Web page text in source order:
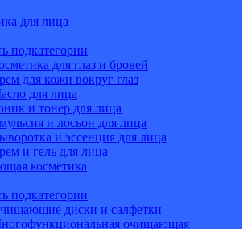
для лица
подкатегории
для глаз и бровей
для кожи вокруг глаз
для лица
и тонер для лица
и лосьон для лица
и эссенция для лица
и гель для лица
косметика
подкатегории
диски и салфетки
очищающая